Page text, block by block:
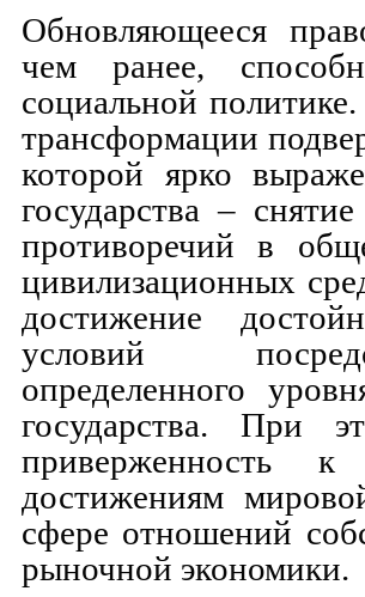
Обновляющееся
чем ранее,
социальной
трансформации
которой ярко
государства –
противоречий в
цивилизационных
достижение
условий
определенного
государства. При
приверженность
достижениям
сфере отношений
рыночной экономики.